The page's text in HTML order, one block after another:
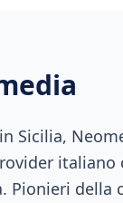
Sicilia,
italiano
Pionieri della